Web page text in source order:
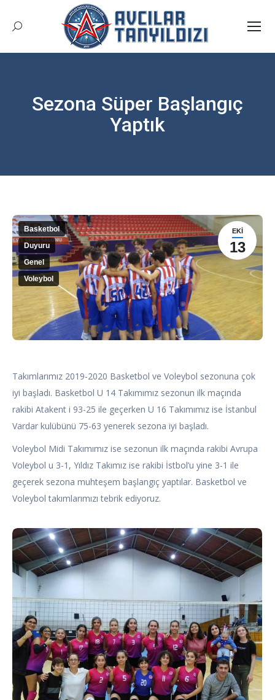
Arama:
Sezona Süper Başlangıç
Yaptık
EKI
13
Basketbol
Duyuru
Genel
Voleybol
Takımlarımız 2019-2020 Basketbol ve Voleybol sezonuna çok
iyi başladı. Basketbol U 14 Takımımız sezonun ilk maçında
rakibi Atakent i 93-25 ile geçerken U 16 Takımımız ise İstanbul
Vardar kulübünü 75-63 yenerek sezona iyi başladı.
Voleybol Midi Takımımız ise sezonun ilk maçında rakibi Avrupa
Voleybol u 3-1, Yıldız Takımız ise rakibi İstbol’u yine 3-1 ile
geçerek sezona muhteşem başlangıç yaptılar. Basketbol ve
Voleybol takımlarımızı tebrik ediyoruz.